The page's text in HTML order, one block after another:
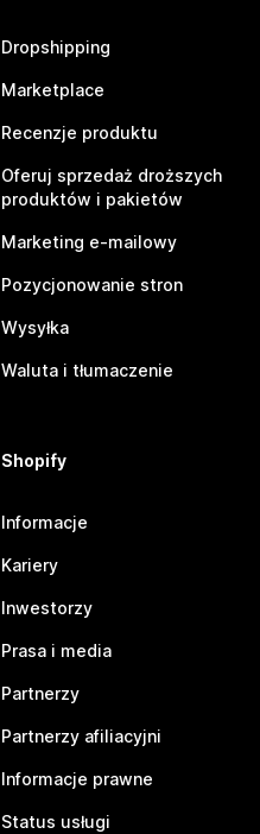
Dropshipping
Marketplace
Recenzje produktu
Oferuj sprzedaż droższych
produktów i pakietów
Marketing e-mailowy
Pozycjonowanie stron
Wysyłka
Waluta i tłumaczenie
Shopify
Informacje
Kariery
Inwestorzy
Prasa i media
Partnerzy
Partnerzy afiliacyjni
Informacje prawne
Status usługi